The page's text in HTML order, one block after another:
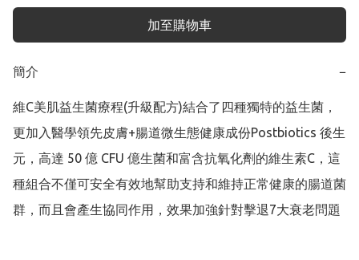
加至購物車
簡介 −
維C美肌益生菌療程(升級配方)結合了四種獨特的益生菌，
更加入醫學領先皮膚+腸道微生態健康成份Postbiotics 後生
元，高達 50 億 CFU 億生菌和富含抗氧化劑的維生素C，這
種組合不僅可安全有效地幫助支持和維持正常健康的腸道菌
群，而且會產生協同作用，效果加強針對擊退7大衰老問題